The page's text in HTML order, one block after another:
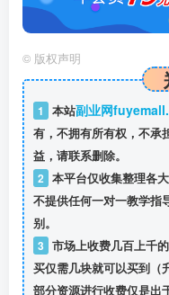
© 版权声明
1 本站副业网
有，不拥有所有权，不承
益，请联系删除。
2 本平台仅收集整理各
不提供任何一对一教学指
别。
3 市场上收费几百上千
买仅需几块就可以买到（
部分资源进行收费仅是出